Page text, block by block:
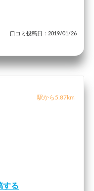
口コミ投稿日：2019/01/26
駅から5.87km
する